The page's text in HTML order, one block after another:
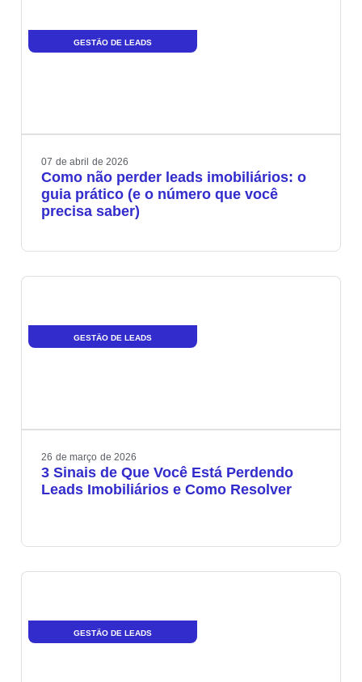
GESTÃO DE LEADS
07 de abril de 2026
Como não perder leads imobiliários: o
guia prático (e o número que você
precisa saber)
GESTÃO DE LEADS
26 de março de 2026
3 Sinais de Que Você Está Perdendo
Leads Imobiliários e Como Resolver
GESTÃO DE LEADS